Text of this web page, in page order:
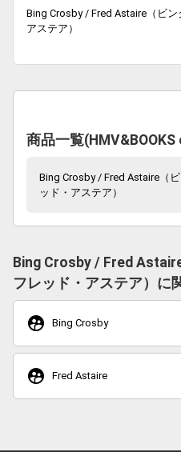
Bing Crosby / Fred Astaire（ビ
アステア）
商品一覧
Bing Crosby / Fred Astaire（
ッド・アステア）
Bing Crosby / Fred
フレッド・アステア）に
supervised_user_circle Bing Crosby
supervised_user_circle Fred Astaire